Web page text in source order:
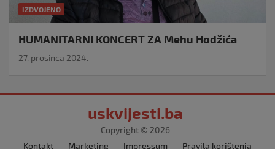
IZDVOJENO
HUMANITARNI KONCERT ZA Mehu Hodžića
27. prosinca 2024.
uskvijesti.ba
Copyright © 2026
Kontakt
Marketing Impressum Pravila korištenja